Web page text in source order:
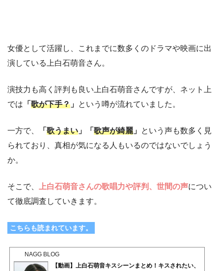
女優として活躍し、これまでに数多くのドラマや映画に出
演している上白石萌音さん。
演技力も高く評判も良い上白石萌音さんですが、ネット上
では 「 歌が下手？ 」 という噂が流れていました。
一方で、 「 歌うまい 」「 歌声が綺麗 」 という声も数多く見
られており、真相が気になる人もいるのではないでしょう
か。
そこで、 上白石萌音さんの歌唱力や評判、世間の声につい
て徹底調査していきます。
こちらも読まれています。
NAGG BLOG
【動画】上白石萌音キスシーンまとめ！キスされたい、